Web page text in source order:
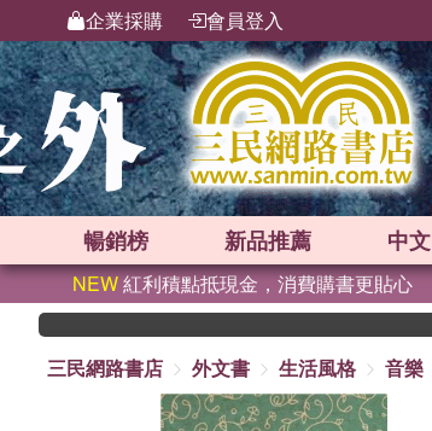
企業採購 會員登入
暢銷榜 新品推薦 中文
NEW紅利積點抵現金，消費購書更貼心
三民網路書店
外文書 生活風格 音樂